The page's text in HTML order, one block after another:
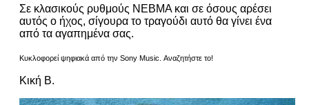
Σε κλασικούς ρυθμούς ΝΕΒΜΑ και σε όσους αρέσει
αυτός ο ήχος, σίγουρα το τραγούδι αυτό θα γίνει ένα
από τα αγαπημένα σας.
Κυκλοφορεί ψηφιακά από την Sony Music. Αναζητήστε το!
Κική Β.